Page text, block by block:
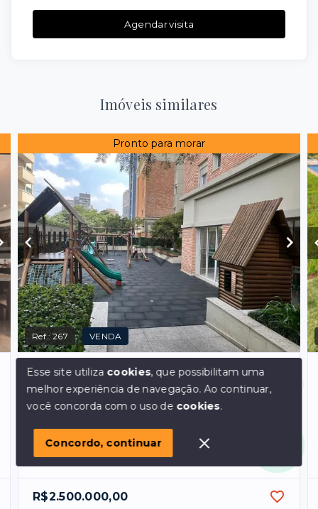
Agendar visita
Imóveis similares
Pronto para morar
Ref.:267 VENDA
Campo Belo - São Paulo/SP, Zona Sul
Apartamento condominio Espaço Das
Artes
Garagens
3
Área Privativa
154m²
R$2.500.000,00
Olá! em posso ajudar?
Esse site utiliza cookies, que possibilitam uma
melhor experiência de navegação.Ao continuar,
você concorda com o uso de cookies.
Concordo, continuar